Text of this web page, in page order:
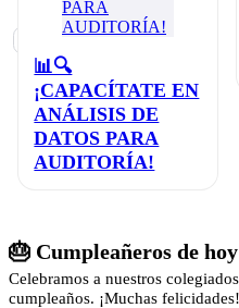
📊🔍
¡CAPACÍTATE EN
ANÁLISIS DE
DATOS PARA
AUDITORÍA!
🎂 Cumpleañeros de hoy
Celebramos a nuestros
cumpleaños. ¡Muchas